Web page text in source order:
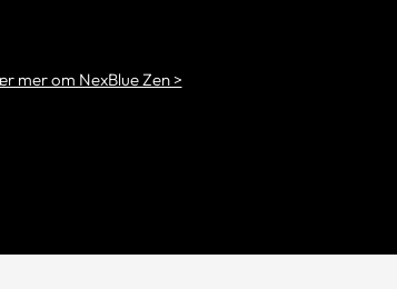
mer om NexBlue Zen >